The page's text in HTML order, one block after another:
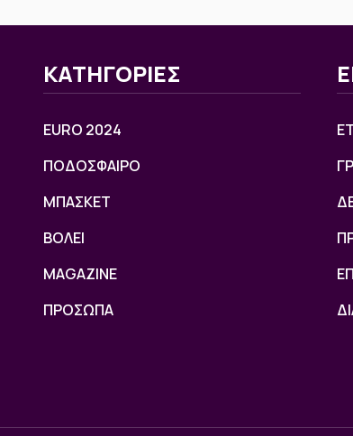
ΚΑΤΗΓΟΡΙΕΣ
EURO 2024
ΠΟΔΟΣΦΑΙΡΟ
ΜΠΑΣΚΕΤ
ΒOΛΕΙ
MAGAZINE
ΠΡΟΣΩΠΑ